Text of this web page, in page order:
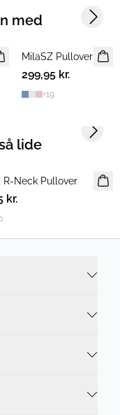
med
NYHED
2 FOR 500 DKK
MilaSZ Pullover
299,95 kr.
+19
Next
lide
DKK
R-Neck Pullover
kr.
Next